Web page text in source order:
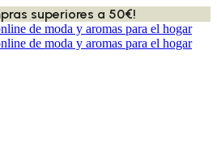
superiores a 50€!